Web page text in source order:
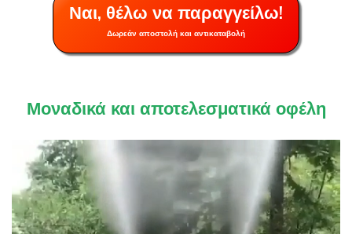
Ναι, θέλω να παραγγείλω!
Δωρεάν αποστολή και αντικαταβολή
Μοναδικά και αποτελεσματικά οφέλη